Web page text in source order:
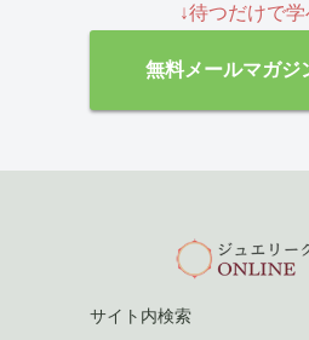
↓待つだけで学
無料メールマガジ
サイト内検索